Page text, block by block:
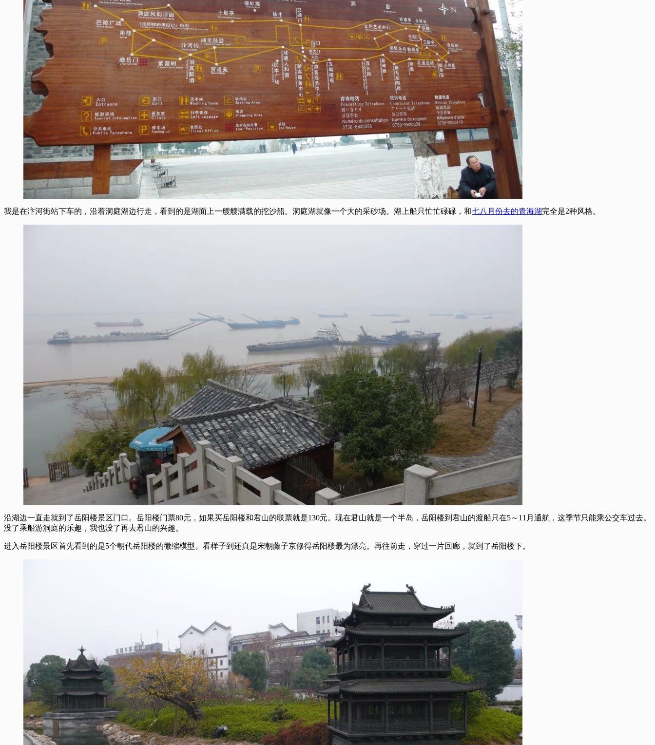
我是在汴河街站下车的，沿着洞庭湖边行走，看到的是湖面上一艘艘满载的挖沙船。洞庭湖就像一个大的采砂场。湖上船只忙忙碌碌，和七八月份去的青海湖完全是2种风格。
沿湖边一直走就到了岳阳楼景区门口。岳阳楼门票80元，如果买岳阳楼和君山的联票就是130元。现在君山就是一个半岛，岳阳楼到君山的渡船只在5～11月通航，这季节只能乘公交车过去。
没了乘船游洞庭的乐趣，我也没了再去君山的兴趣。
进入岳阳楼景区首先看到的是5个朝代岳阳楼的微缩模型。看样子到还真是宋朝藤子京修得岳阳楼最为漂亮。再往前走，穿过一片回廊，就到了岳阳楼下。